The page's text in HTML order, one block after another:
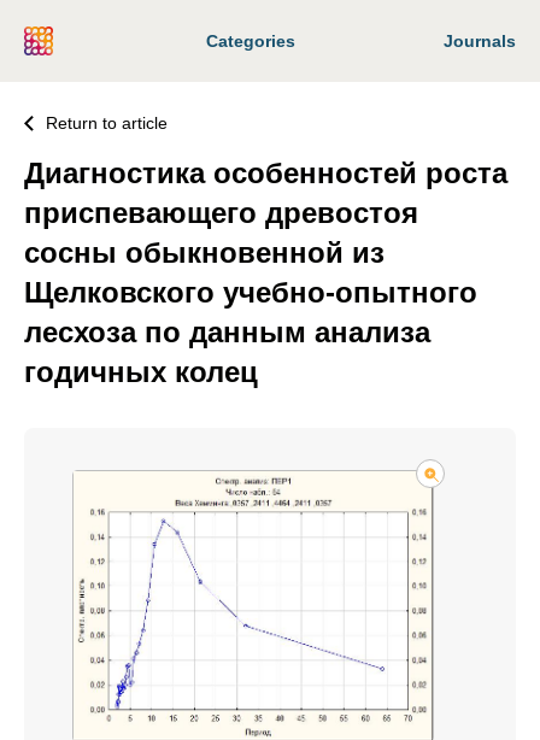
Categories Journals
Return to article
Диагностика особенностей роста
приспевающего древостоя
сосны обыкновенной из
Щелковского учебно-опытного
лесхоза по данным анализа
годичных колец